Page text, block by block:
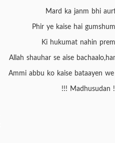
Mard ka janm bhi
Phir ye kaise hai
Ki hukumat nahin
Allah shauhar se aise
Ammi abbu ko kaise bataayen
!!! Madhusudan